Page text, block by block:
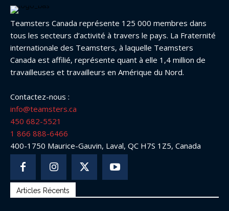
Teamsters Canada représente 125 000 membres dans
tous les secteurs d’activité à travers le pays. La Fraternité
internationale des Teamsters, à laquelle Teamsters
Canada est affilié, représente quant à elle 1,4 million de
travailleuses et travailleurs en Amérique du Nord.
Contactez-nous :
info@teamsters.ca
450 682-5521
1 866 888-6466
400-1750 Maurice-Gauvin, Laval, QC H7S 1Z5, Canada
Articles Récents